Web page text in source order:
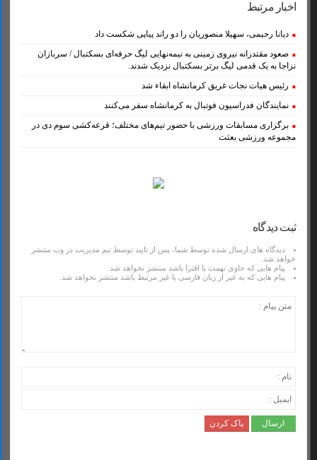
اخبار مرتبط
دیانا رحیمی، سهیلا منصوریان را دو راند پیاپی شکست داد
صعود مقتدرانه نیروی زمینی به نیمه‌نهایی لیگ حرفه‌ای بسکتبال / سربازان
نزاجا به یک قدمی لیگ برتر بسکتبال نزدیک شدند.
رئیس هیات نجات غریق کرمانشاه ابقاء شد
نمایندگان فدراسیون فوتبال به کرمانشاه سفر می‌کنند
برگزاری مسابقات ورزشی با حضور تیم‌های مختلف؛ قرعه‌کشی سوم دی در
مجموعه ورزشی بعثت
ثبت دیدگاه
دیدگاه های ارسال شده توسط شما، پس از تایید توسط تیم مدیریت در وب منتشر
خواهد شد.
پیام هایی که حاوی تهمت یا افترا باشد منتشر نخواهد شد.
پیام هایی که به غیر از زبان فارسی یا غیر مرتبط باشد منتشر نخواهد شد.